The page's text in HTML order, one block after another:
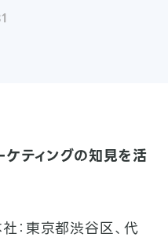
ティングの知見を活
：東京都渋谷区、代